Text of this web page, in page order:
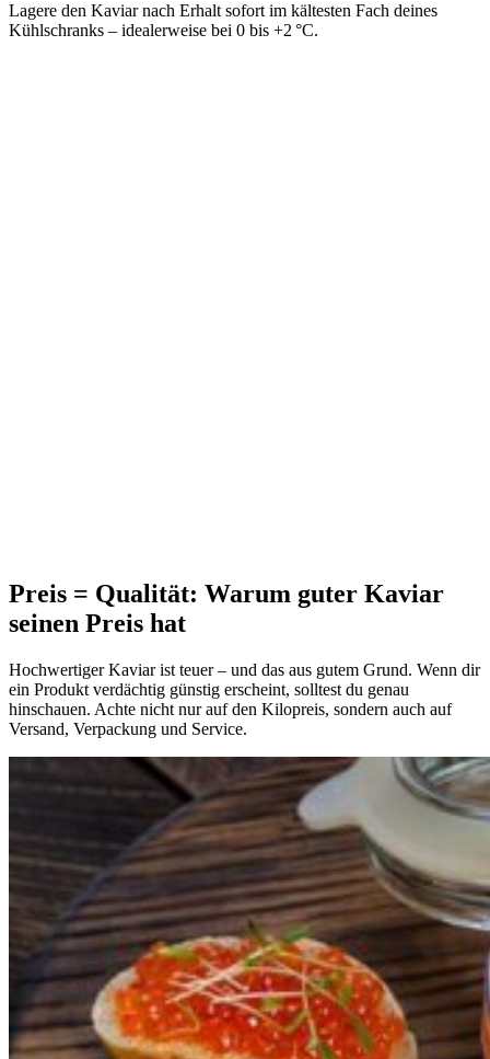
Lagere den Kaviar nach Erhalt sofort im kältesten Fach deines
Kühlschranks – idealerweise bei 0 bis +2 °C.
Preis = Qualität: Warum guter Kaviar
seinen Preis hat
Hochwertiger Kaviar ist teuer – und das aus gutem Grund. Wenn dir
ein Produkt verdächtig günstig erscheint, solltest du genau
hinschauen. Achte nicht nur auf den Kilopreis, sondern auch auf
Versand, Verpackung und Service.